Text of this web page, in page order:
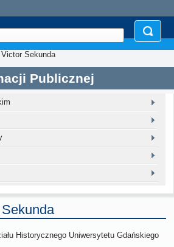
Sekunda
Publicznej
Historycznego Uniwersytetu Gdańskiego